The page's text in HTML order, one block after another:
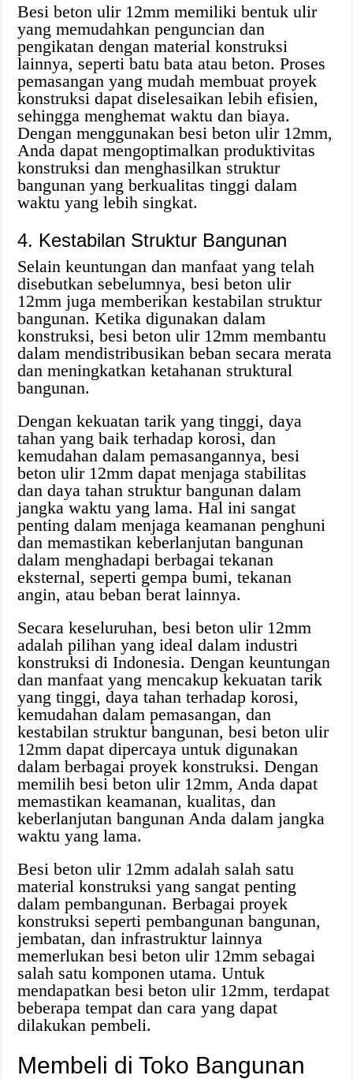
Besi beton ulir 12mm memiliki bentuk ulir
yang memudahkan penguncian dan
pengikatan dengan material konstruksi
lainnya, seperti batu bata atau beton. Proses
pemasangan yang mudah membuat proyek
konstruksi dapat diselesaikan lebih efisien,
sehingga menghemat waktu dan biaya.
Dengan menggunakan besi beton ulir 12mm,
Anda dapat mengoptimalkan produktivitas
konstruksi dan menghasilkan struktur
bangunan yang berkualitas tinggi dalam
waktu yang lebih singkat.
4. Kestabilan Struktur Bangunan
Selain keuntungan dan manfaat yang telah
disebutkan sebelumnya, besi beton ulir
12mm juga memberikan kestabilan struktur
bangunan. Ketika digunakan dalam
konstruksi, besi beton ulir 12mm membantu
dalam mendistribusikan beban secara merata
dan meningkatkan ketahanan struktural
bangunan.
Dengan kekuatan tarik yang tinggi, daya
tahan yang baik terhadap korosi, dan
kemudahan dalam pemasangannya, besi
beton ulir 12mm dapat menjaga stabilitas
dan daya tahan struktur bangunan dalam
jangka waktu yang lama. Hal ini sangat
penting dalam menjaga keamanan penghuni
dan memastikan keberlanjutan bangunan
dalam menghadapi berbagai tekanan
eksternal, seperti gempa bumi, tekanan
angin, atau beban berat lainnya.
Secara keseluruhan, besi beton ulir 12mm
adalah pilihan yang ideal dalam industri
konstruksi di Indonesia. Dengan keuntungan
dan manfaat yang mencakup kekuatan tarik
yang tinggi, daya tahan terhadap korosi,
kemudahan dalam pemasangan, dan
kestabilan struktur bangunan, besi beton ulir
12mm dapat dipercaya untuk digunakan
dalam berbagai proyek konstruksi. Dengan
memilih besi beton ulir 12mm, Anda dapat
memastikan keamanan, kualitas, dan
keberlanjutan bangunan Anda dalam jangka
waktu yang lama.
Besi beton ulir 12mm adalah salah satu
material konstruksi yang sangat penting
dalam pembangunan. Berbagai proyek
konstruksi seperti pembangunan bangunan,
jembatan, dan infrastruktur lainnya
memerlukan besi beton ulir 12mm sebagai
salah satu komponen utama. Untuk
mendapatkan besi beton ulir 12mm, terdapat
beberapa tempat dan cara yang dapat
dilakukan pembeli.
Membeli di Toko Bangunan